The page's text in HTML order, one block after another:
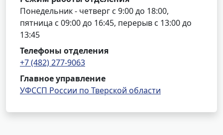
Понедельник - четверг с 9:00 до 18:00,
пятница с 09:00 до 16:45, перерыв с 13:00 до
13:45
Телефоны отделения
+7 (482) 277-9063
Главное управление
УФССП России по Тверской области